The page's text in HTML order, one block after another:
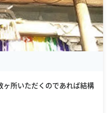
ヶ所いただくのであれば結構